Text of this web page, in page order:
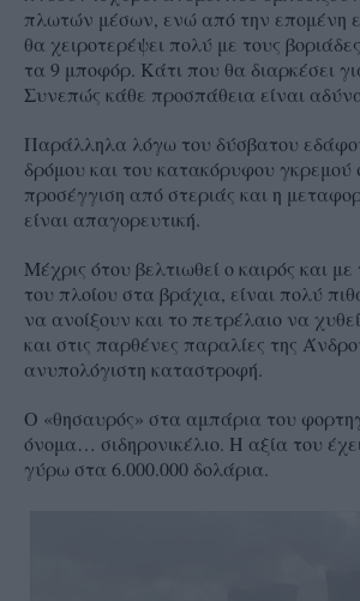
πλωτών μέσων, ενώ από την επομένη
θα χειροτερέψει πολύ με τους
τα 9 μποφόρ. Κάτι που θα διαρκέσει
Συνεπώς κάθε προσπάθεια είναι
Παράλληλα λόγω του δύσβατου
δρόμου και του κατακόρυφου
προσέγγιση από στεριάς και η
είναι απαγορευτική.
Μέχρις ότου βελτιωθεί ο καιρός και
του πλοίου στα βράχια, είναι πολύ
να ανοίξουν και το πετρέλαιο να
και στις παρθένες παραλίες της
ανυπολόγιστη καταστροφή.
Ο «θησαυρός» στα αμπάρια του
όνομα… σιδηρονικέλιο. Η αξία του
γύρω στα 6.000.000 δολάρια.